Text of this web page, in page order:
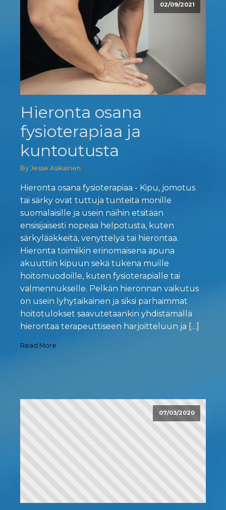
02/09/2021
Hieronta osana
fysioterapiaa ja
kuntoutusta
By Jesse Asikainen
Hieronta osana fysioterapiaa - Kipu, jomotus
tai särky ovat tuttuja tunteita monille
suomalaisille ja usein näihin etsitään
ensisijaisesti nopeaa helpotusta, kuten
särkylääkkeitä, venyttelyä tai hierontaa.
Hieronta toimiikin erinomaisena apuna
akuuttiin kipuun sekä tukena muille
hoitomuodoille, kuten fysioterapialle tai
valmennukselle. Pelkän hieronnan vaikutus
on usein lyhytaikainen ja siksi parhaimmat
hoitotulokset saavutetaankin yhdistämällä
hierontaa terapeuttiseen harjoitteluun ja […]
Read More
07/03/2020